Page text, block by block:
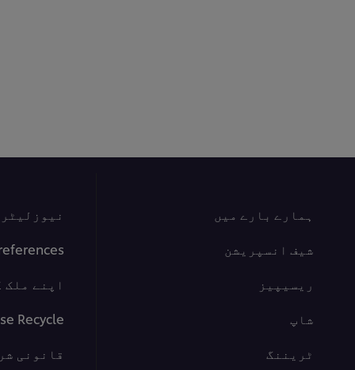
ہمارے بارے میں
شیف انسپریشن
ریسیپیز
شاپ
ٹریننگ
اپنے
Recycle
قانونی